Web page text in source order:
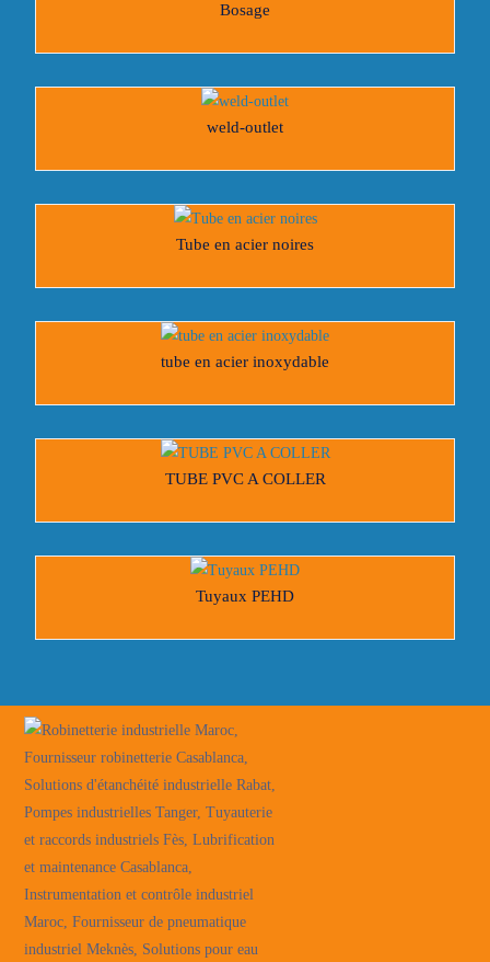
Bosage
weld-outlet
Tube en acier noires
tube en acier inoxydable
TUBE PVC A COLLER
Tuyaux PEHD